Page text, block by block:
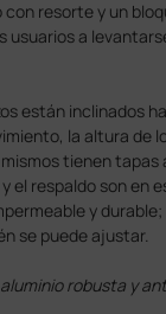
resorte y un
usuarios a
están inclinados
la altura de
tienen tapas
el respaldo son en
y
se puede ajustar.
robusta y